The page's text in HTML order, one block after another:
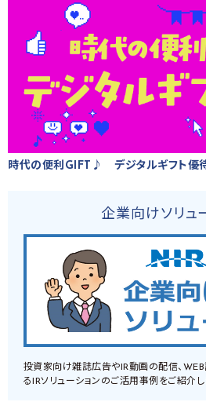
時代の便利GIFT♪ デジタルギフト優
企業向けソリュ
投資家向け雑誌広告やIR動画の配信、WEB
るIRソリューションのご活用事例をご紹介し